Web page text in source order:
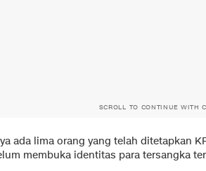
SCROLL TO CONTINUE WITH
ada lima orang yang telah ditetapkan
membuka identitas para tersangka